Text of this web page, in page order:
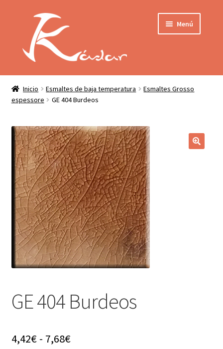
navegación
contenido
Menú
Mi cuenta
Localización
INICIO
QUIENES SOMOS
ENVÍO
CONDICIONES
PRIVACIDAD
PRODUCTOS
Inicio Esmaltes de baja temperatura
Esmaltes Grosso
espessore
GE 404 Burdeos
GE 404 Burdeos
4,42€ - 7,68€Rango